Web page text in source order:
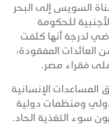
السويس إلى البحر
للحكومة
لدرجة أنها كلفت
مليار دولار من العائدات المفقودة،
فقراء مصر.
المساعدات الإنسانية
ومنظمات دولية
سوء التغذية الحاد.